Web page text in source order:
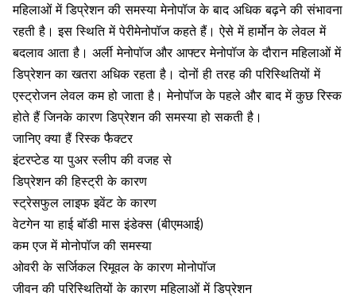
महिलाओं में डिप्रेशन की समस्या मेनोपॉज के बाद अधिक बढ़ने की संभावना
रहती है। इस स्थिति मेंपेरीमेनोपॉजकहते हैं। ऐसे में हार्मोन के लेवल में
बदलाव आता है। अर्ली मेनोपॉज और आफ्टर मेनोपॉज के दौरान महिलाओं में
डिप्रेशन का खतरा अधिक रहता है। दोनों ही तरह की परिस्थितियों में
एस्ट्रोजन लेवल कम हो जाता है। मेनोपॉज के पहले और बाद में कुछ रिस्क
होते हैं जिनके कारण डिप्रेशन की समस्या हो सकती है।
जानिए क्या हैं रिस्क फैक्टर
इंटरप्टेड या पुअर स्लीप की वजह से
डिप्रेशन की हिस्ट्री के कारण
स्ट्रेसफुल लाइफ इवेंट के कारण
वेटगेन या हाई बॉडी मास इंडेक्स (बीएमआई)
कम एज में मोनोपॉज की समस्या
ओवरी के सर्जिकल रिमूवल के कारण मोनोपॉज
जीवन की परिस्थितियों के कारण महिलाओं में डिप्रेशन